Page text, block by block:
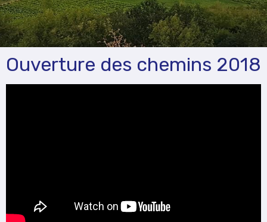
Ouverture des chemins 2018